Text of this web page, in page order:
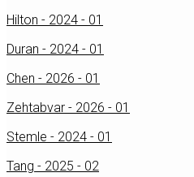
Hilton - 2024 - 01
Duran - 2024 - 01
Chen - 2026 - 01
Zehtabvar - 2026 - 01
Stemle - 2024 - 01
Tang - 2025 - 02